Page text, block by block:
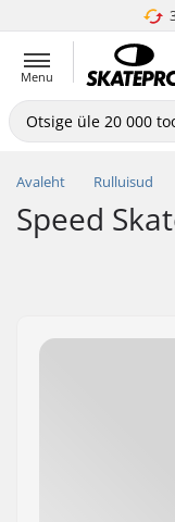
Menu
Avaleht Rulluisud
Speed